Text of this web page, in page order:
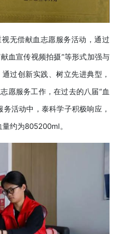
无偿献血志愿服务活动，通过
血宣传视频拍摄”等形式加强与
过创新实践、树立先进典型，
愿服务工作，在过去的八届“血
活动中，泰科学子积极响应，
约为805200ml。